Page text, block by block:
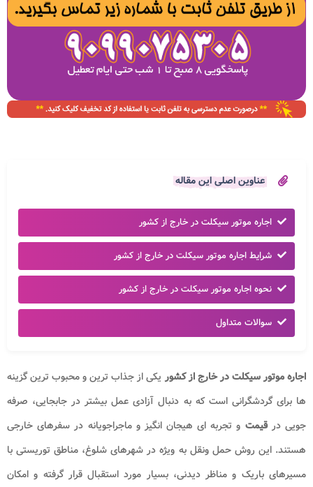
عناوین اصلی این مقاله
اجاره موتور سیکلت در خارج از کشور
شرایط اجاره موتور سیکلت در خارج از کشور
نحوه اجاره موتور سیکلت در خارج از کشور
سوالات متداول
اجاره موتور سیکلت در خارج از کشوریکی از جذاب ترین و محبوب ترین گزینه
ها برای گردشگرانی است که به دنبال آزادی عمل بیشتر در جابجایی، صرفه
جویی درقیمت و تجربه ای هیجان انگیز و ماجراجویانه در سفرهای خارجی
هستند. این روش حمل ونقل به ویژه در شهرهای شلوغ، مناطق توریستی با
مسیرهای باریک و مناظر دیدنی، بسیار مورد استقبال قرار گرفته و امکان